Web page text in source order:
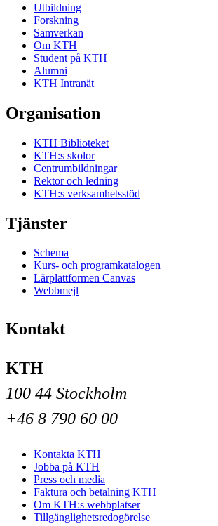
Utbildning
Forskning
Samverkan
Om KTH
Student på KTH
Alumni
KTH Intranät
Organisation
KTH Biblioteket
KTH:s skolor
Centrumbildningar
Rektor och ledning
KTH:s verksamhetsstöd
Tjänster
Schema
Kurs- och programkatalogen
Lärplattformen Canvas
Webbmejl
Kontakt
KTH
100 44 Stockholm
+46 8 790 60 00
Kontakta KTH
Jobba på KTH
Press och media
Faktura och betalning KTH
Om KTH:s webbplatser
Tillgänglighetsredogörelse